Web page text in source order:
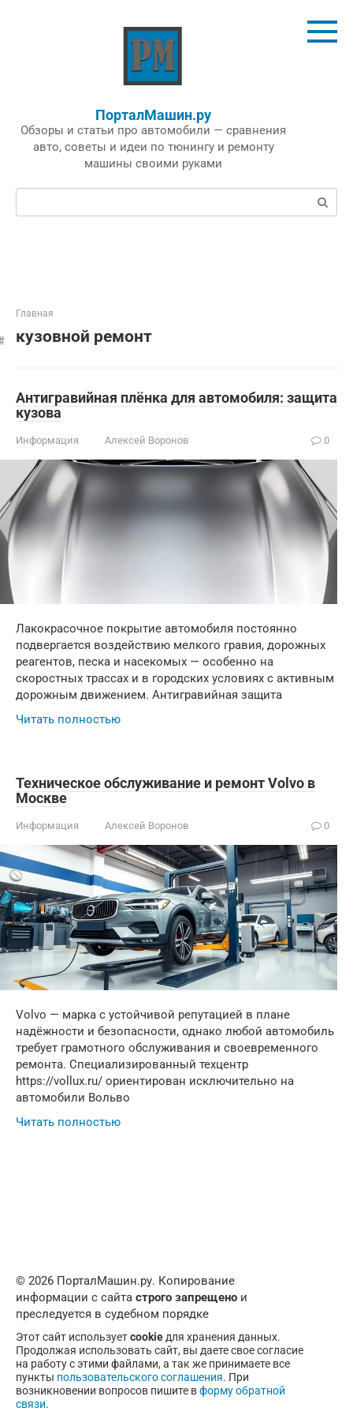
ПорталМашин.ру
Обзоры и статьи про автомобили — сравнения
авто, советы и идеи по тюнингу и ремонту
машины своими руками
Поиск:
Главная
кузовной ремонт
Антигравийная плёнка для автомобиля: защита
кузова
Информация Алексей Воронов 0
Лакокрасочное покрытие автомобиля постоянно
подвергается воздействию мелкого гравия, дорожных
реагентов, песка и насекомых — особенно на
скоростных трассах и в городских условиях с активным
дорожным движением. Антигравийная защита
Читать полностью
Техническое обслуживание и ремонт Volvo в
Москве
Информация Алексей Воронов 0
Volvo — марка с устойчивой репутацией в плане
надёжности и безопасности, однако любой автомобиль
требует грамотного обслуживания и своевременного
ремонта. Специализированный техцентр
https://vollux.ru/ ориентирован исключительно на
автомобили Вольво
Читать полностью
© 2026 ПорталМашин.ру. Копирование
информации с сайта строго запрещено и
преследуется в судебном порядке
Этот сайт используетcookie для хранения данных.
Продолжая использовать сайт, вы даете свое согласие
на работу с этими файлами, а так же принимаете все
пункты пользовательского соглашения. При
возникновении вопросов пишите вформу обратной
связи.